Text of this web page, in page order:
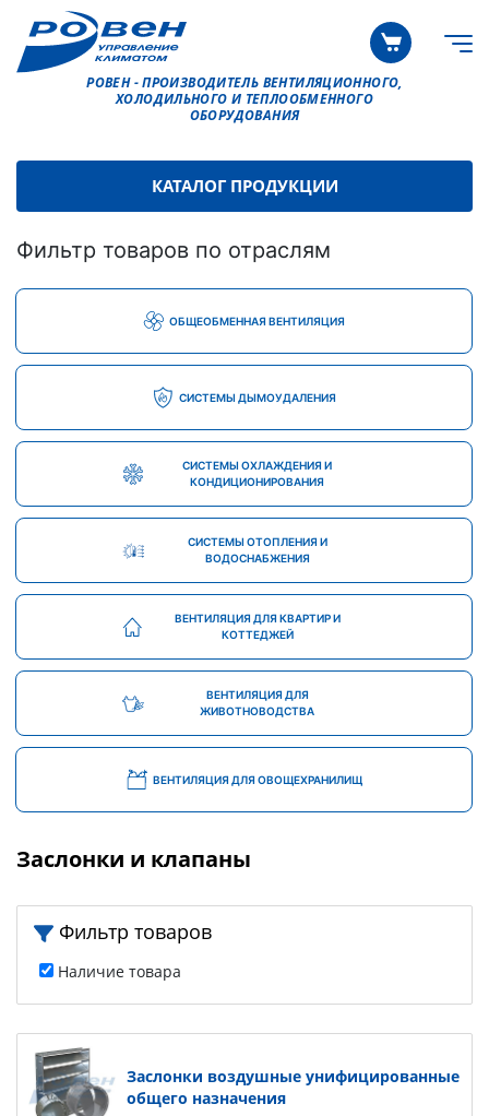
РОВЕН - ПРОИЗВОДИТЕЛЬ ВЕНТИЛЯЦИОННОГО,
ХОЛОДИЛЬНОГО И ТЕПЛООБМЕННОГО
ОБОРУДОВАНИЯ
КАТАЛОГ ПРОДУКЦИИ
Фильтр товаров по отраслям
ОБЩЕОБМЕННАЯ ВЕНТИЛЯЦИЯ
СИСТЕМЫ ДЫМОУДАЛЕНИЯ
СИСТЕМЫ ОХЛАЖДЕНИЯ И
КОНДИЦИОНИРОВАНИЯ
СИСТЕМЫ ОТОПЛЕНИЯ И
ВОДОСНАБЖЕНИЯ
ВЕНТИЛЯЦИЯ ДЛЯ КВАРТИР И
КОТТЕДЖЕЙ
ВЕНТИЛЯЦИЯ ДЛЯ
ЖИВОТНОВОДСТВА
ВЕНТИЛЯЦИЯ ДЛЯ ОВОЩЕХРАНИЛИЩ
Заслонки и клапаны
Фильтр товаров
Наличие товара
Заслонки воздушные унифицированные
общего назначения